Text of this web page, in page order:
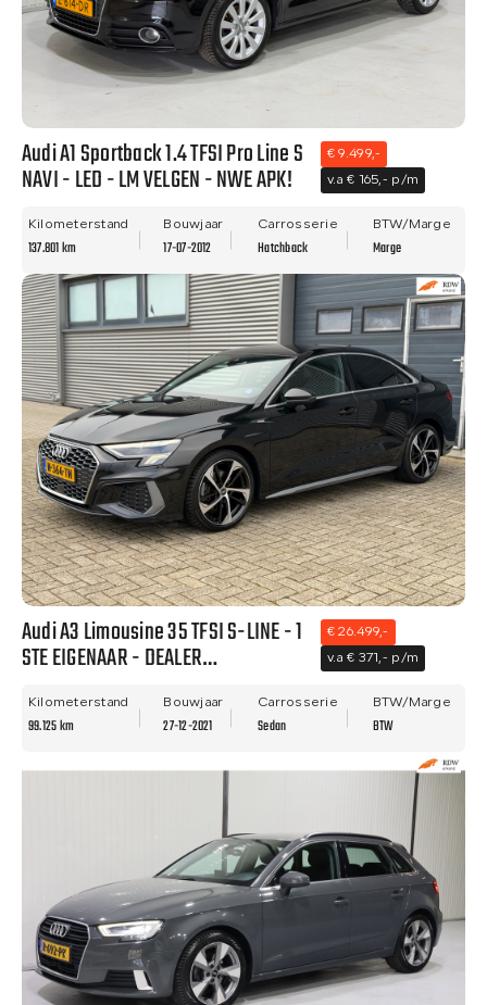
Audi A1 Sportback 1.4 TFSI Pro Line S
NAVI - LED - LM VELGEN - NWE APK!
€ 9.499,-
v.a € 165,- p/m
Kilometerstand
137.801 km
Bouwjaar
17-07-2012
Carrosserie
Hatchback
BTW/Marge
Marge
Audi A3 Limousine 35 TFSI S-LINE - 1
STE EIGENAAR - DEALER
AUTO!
€ 26.499,-
v.a € 371,- p/m
Kilometerstand
99.125 km
Bouwjaar
27-12-2021
Carrosserie
Sedan
BTW/Marge
BTW